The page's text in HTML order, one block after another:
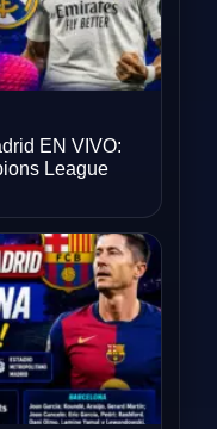
EN VIVO:
League